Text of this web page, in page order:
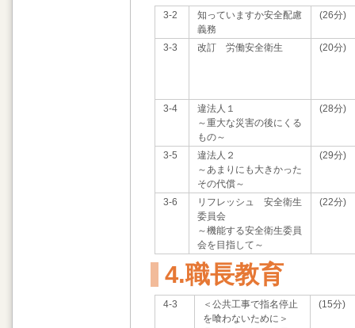
3-2
知っていますか安全配慮
義務
(26分)
3-3 改訂 労働安全衛生 (20分)
3-4
違法人１
～重大な災害の後にくる
もの～
(28分)
3-5
違法人２
～あまりにも大きかった
その代償～
(29分)
3-6
リフレッシュ 安全衛生
委員会
～機能する安全衛生委員
会を目指して～
(22分)
4.職長教育
4-3
＜公共工事で指名停止
を喰わないために＞
(15分)